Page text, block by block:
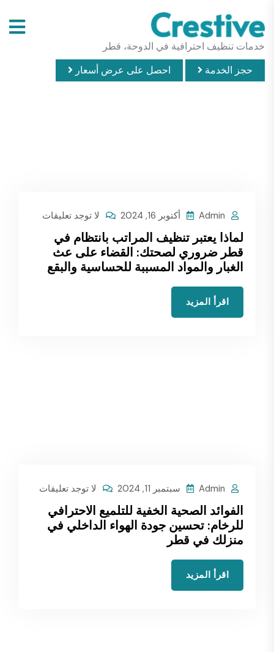
خدمات تنظيف احترافية في الدوحة، قطر
حجز الخدمة
احصل على عرض أسعار
Admin أكتوبر 16, 2024 لا توجد تعليقات
لماذا يعتبر تنظيف المراتب بانتظام في
قطر ضروري لصحتك: القضاء على عث
الغبار والمواد المسببة للحساسية والبقع
اقرأ المزيد
Admin سبتمبر 11, 2024 لا توجد تعليقات
الفوائد الصحية الخفية للتلميع الاحترافي
للرخام: تحسين جودة الهواء الداخلي في
منزلك في قطر
اقرأ المزيد